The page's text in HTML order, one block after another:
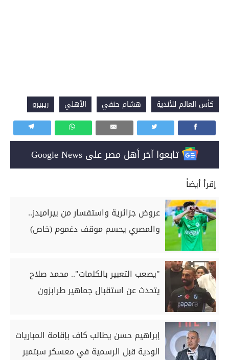
كأس العالم للأندية هشام حنفي الأهلي ريبيرو
تابعوا آخر أهل مصر على Google News
إقرأ أيضاً
عروض جزائرية واستفسار من بيراميدز..
والمصري يحسم موقف دغموم (خاص)
"يصعب التعبير بالكلمات".. محمد صلاح
يتحدث عن استقبال جماهير طرابزون
إبراهيم حسن يطالب كاف بإقامة المباريات
الودية قبل الرسمية في معسكر سبتمبر